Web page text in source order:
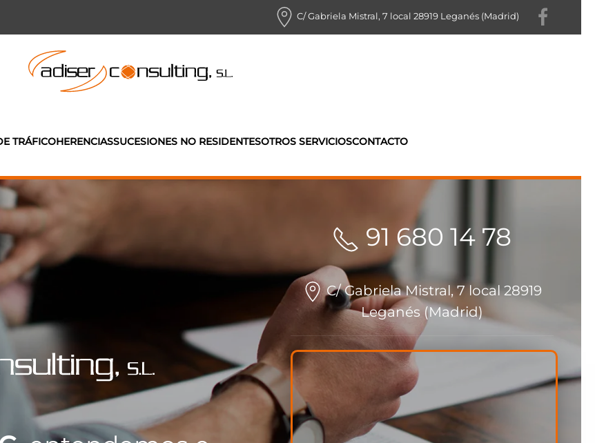
C/ Gabriela Mistral, 7 local 28919 Leganés (Madrid)
TRÁFICOHERENCIASSUCESIONES NO RESIDENTESOTROS SERVICIOSCONTACTO
91 680 14 78
C/ Gabriela Mistral, 7 local 28919
Leganés (Madrid)